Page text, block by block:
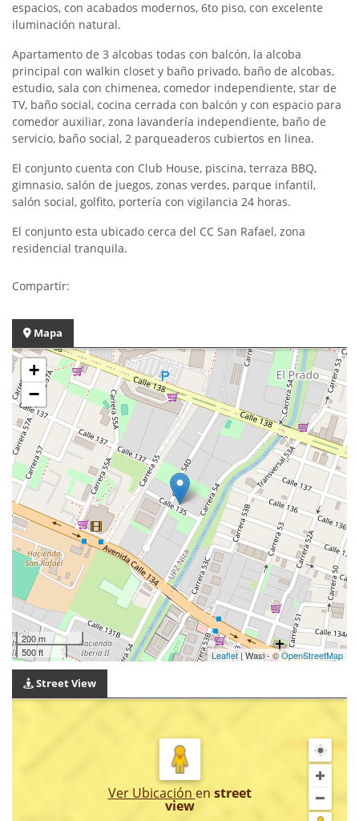
espacios, con acabados modernos, 6to piso, con excelente
iluminación natural.
Apartamento de 3 alcobas todas con balcón, la alcoba
principal con walkin closet y baño privado, baño de alcobas,
estudio, sala con chimenea, comedor independiente, star de
TV, baño social, cocina cerrada con balcón y con espacio para
comedor auxiliar, zona lavandería independiente, baño de
servicio, baño social, 2 parqueaderos cubiertos en linea.
El conjunto cuenta con Club House, piscina, terraza BBQ,
gimnasio, salón de juegos, zonas verdes, parque infantil,
salón social, golfito, portería con vigilancia 24 horas.
El conjunto esta ubicado cerca del CC San Rafael, zona
residencial tranquila.
Compartir:
Mapa
+
−
200 m
500 ft
Leaflet| Wasi - ©OpenStreetMap
Street View
Ver Ubicación en street
view